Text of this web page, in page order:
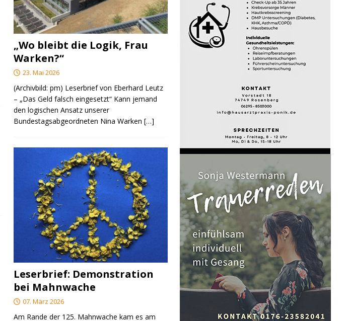
„Wo bleibt die Logik, Frau
Warken?“
23. Mai 2026
(Archivbild: pm) Leserbrief von Eberhard Leutz
– „Das Geld falsch eingesetzt“ Kann jemand
den logischen Ansatz unserer
Bundestagsabgeordneten Nina Warken[…]
Leserbrief: Demonstration
bei Mahnwache
07. März 2026
Am Rande der 125. Mahnwache kam es am